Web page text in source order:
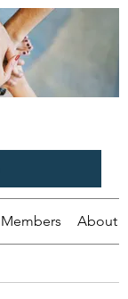
Members About